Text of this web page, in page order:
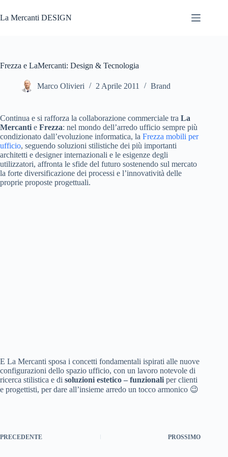
al
contenuto
La Mercanti DESIGN
Frezza e LaMercanti: Design & Tecnologia
Marco Olivieri 2 Aprile 2011 Brand
Continua e si rafforza la collaborazione commerciale tra La
Mercanti e Frezza: nel mondo dell’arredo ufficio sempre più
condizionato dall’evoluzione informatica, la Frezza mobili per
ufficio, seguendo soluzioni stilistiche dei più importanti
architetti e designer internazionali e le esigenze degli
utilizzatori, affronta le sfide del futuro sostenendo sul mercato
la forte diversificazione dei processi e l’innovatività delle
proprie proposte progettuali.
E La Mercanti sposa i concetti fondamentali ispirati alle nuove
configurazioni dello spazio ufficio, con un lavoro notevole di
ricerca stilistica e di soluzioni estetico – funzionali per clienti
e progettisti, per dare all’insieme arredo un tocco armonico 😉
PRECEDENTE PROSSIMO